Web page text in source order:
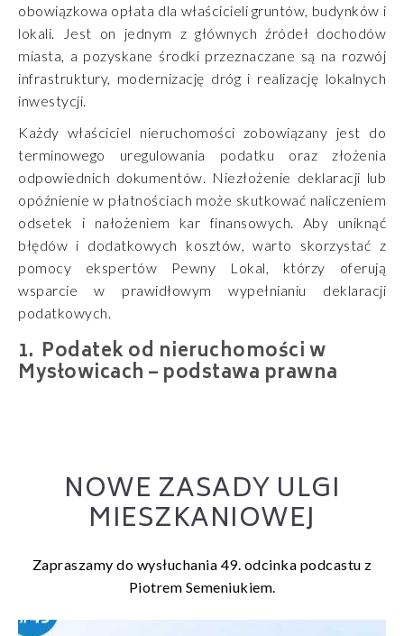
obowiązkowa opłata dla właścicieli gruntów, budynków i
lokali. Jest on jednym z głównych źródeł dochodów
miasta, a pozyskane środki przeznaczane są na rozwój
infrastruktury, modernizację dróg i realizację lokalnych
inwestycji.
Każdy właściciel nieruchomości zobowiązany jest do
terminowego uregulowania podatku oraz złożenia
odpowiednich dokumentów. Niezłożenie deklaracji lub
opóźnienie w płatnościach może skutkować naliczeniem
odsetek i nałożeniem kar finansowych. Aby uniknąć
błędów i dodatkowych kosztów, warto skorzystać z
pomocy ekspertów Pewny Lokal, którzy oferują
wsparcie w prawidłowym wypełnianiu deklaracji
podatkowych.
Podatek od nieruchomości w
Mysłowicach – podstawa prawna
NOWE ZASADY ULGI
MIESZKANIOWEJ
Zapraszamy do wysłuchania 49. odcinka podcastu z
Piotrem Semeniukiem.